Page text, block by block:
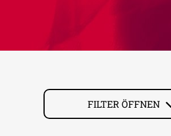
FILTER ÖFFNEN